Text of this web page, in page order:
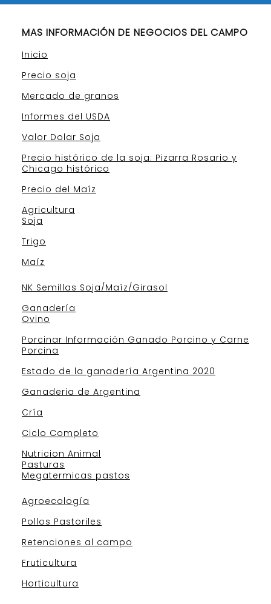
MAS INFORMACIÓN DE NEGOCIOS DEL CAMPO
Inicio
Precio soja
Mercado de granos
Informes del USDA
Valor Dolar Soja
Precio histórico de la soja: Pizarra Rosario y
Chicago histórico
Precio del Maíz
Agricultura
Soja
Trigo
Maíz
NK Semillas Soja/Maíz/Girasol
Ganadería
Ovino
Porcinar Información Ganado Porcino y Carne
Porcina
Estado de la ganadería Argentina 2020
Ganaderia de Argentina
Cría
Ciclo Completo
Nutricion Animal
Pasturas
Megatermicas pastos
Agroecología
Pollos Pastoriles
Retenciones al campo
Fruticultura
Horticultura